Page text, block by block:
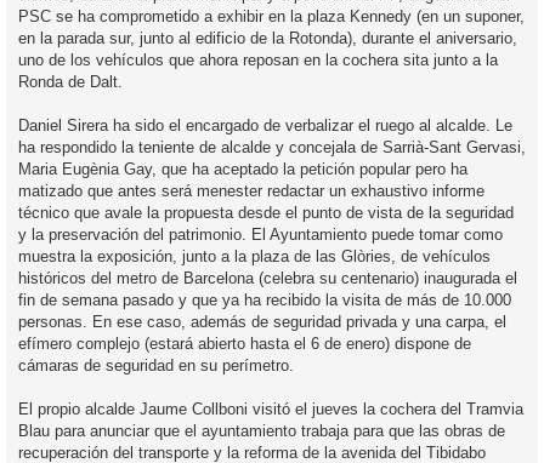
PSC se ha comprometido a exhibir en la plaza Kennedy (en un suponer,
en la parada sur, junto al edificio de la Rotonda), durante el aniversario,
uno de los vehículos que ahora reposan en la cochera sita junto a la
Ronda de Dalt.
Daniel Sirera ha sido el encargado de verbalizar el ruego al alcalde. Le
ha respondido la teniente de alcalde y concejala de Sarrià-Sant Gervasi,
Maria Eugènia Gay, que ha aceptado la petición popular pero ha
matizado que antes será menester redactar un exhaustivo informe
técnico que avale la propuesta desde el punto de vista de la seguridad
y la preservación del patrimonio. El Ayuntamiento puede tomar como
muestra la exposición, junto a la plaza de las Glòries, de vehículos
históricos del metro de Barcelona (celebra su centenario) inaugurada el
fin de semana pasado y que ya ha recibido la visita de más de 10.000
personas. En ese caso, además de seguridad privada y una carpa, el
efímero complejo (estará abierto hasta el 6 de enero) dispone de
cámaras de seguridad en su perímetro.
El propio alcalde Jaume Collboni visitó el jueves la cochera del Tramvia
Blau para anunciar que el ayuntamiento trabaja para que las obras de
recuperación del transporte y la reforma de la avenida del Tibidabo